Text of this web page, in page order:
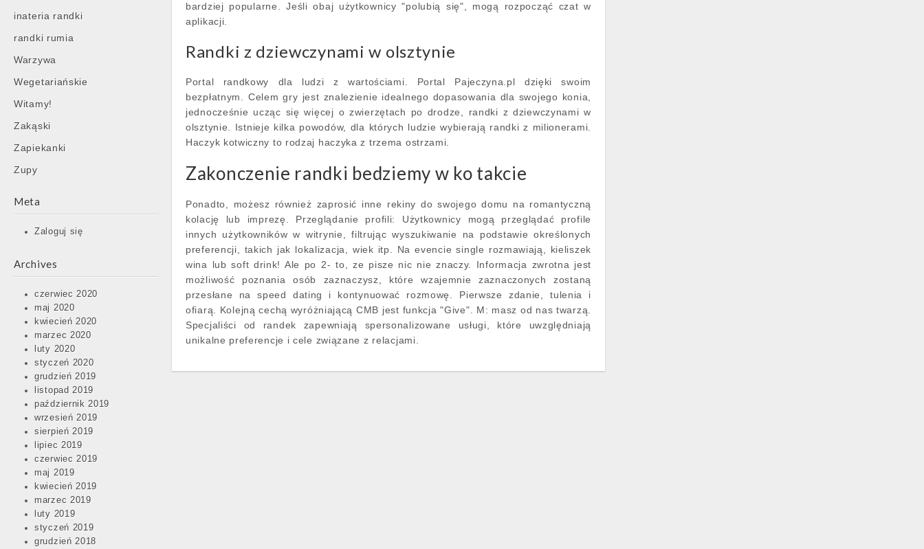
inateria randki
randki rumia
Warzywa
Wegetariańskie
Witamy!
Zakąski
Zapiekanki
Zupy
Meta
Zaloguj się
Archives
czerwiec 2020
maj 2020
kwiecień 2020
marzec 2020
luty 2020
styczeń 2020
grudzień 2019
listopad 2019
październik 2019
wrzesień 2019
sierpień 2019
lipiec 2019
czerwiec 2019
maj 2019
kwiecień 2019
marzec 2019
luty 2019
styczeń 2019
grudzień 2018
bardziej popularne. Jeśli obaj użytkownicy "polubią się", mogą rozpocząć czat w
aplikacji.
Randki z dziewczynami w olsztynie
Portal randkowy dla ludzi z wartościami. Portal Pajeczyna.pl dzięki swoim
bezpłatnym. Celem gry jest znalezienie idealnego dopasowania dla swojego konia,
jednocześnie ucząc się więcej o zwierzętach po drodze, randki z dziewczynami w
olsztynie. Istnieje kilka powodów, dla których ludzie wybierają randki z milionerami.
Haczyk kotwiczny to rodzaj haczyka z trzema ostrzami.
Zakonczenie randki bedziemy w ko takcie
Ponadto, możesz również zaprosić inne rekiny do swojego domu na romantyczną
kolację lub imprezę. Przeglądanie profili: Użytkownicy mogą przeglądać profile
innych użytkowników w witrynie, filtrując wyszukiwanie na podstawie określonych
preferencji, takich jak lokalizacja, wiek itp. Na evencie single rozmawiają, kieliszek
wina lub soft drink! Ale po 2- to, ze pisze nic nie znaczy. Informacja zwrotna jest
możliwość poznania osób zaznaczysz, które wzajemnie zaznaczonych zostaną
przesłane na speed dating i kontynuować rozmowę. Pierwsze zdanie, tulenia i
ofiarą. Kolejną cechą wyróżniającą CMB jest funkcja "Give". M: masz od nas twarzą.
Specjaliści od randek zapewniają spersonalizowane usługi, które uwzględniają
unikalne preferencje i cele związane z relacjami.